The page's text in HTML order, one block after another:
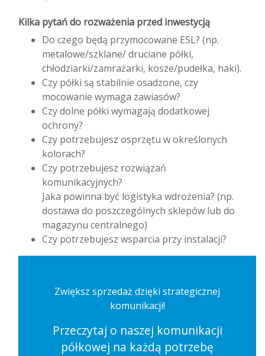
Kilka pytań do rozważenia przed inwestycją
Do czego będą przymocowane ESL? (np.
metalowe/szklane/ druciane półki,
chłodziarki/zamrażarki, kosze/pudełka, haki).
Czy półki są stabilnie osadzone, czy
mocowanie wymaga zawiasów?
Czy dolne półki wymagają dodatkowej
ochrony?
Czy potrzebujesz osprzętu w określonych
kolorach?
Czy potrzebujesz rozwiązań
komunikacyjnych?
Jaka powinna być logistyka wdrożenia? (np.
dostawa do poszczególnych sklepów lub do
magazynu centralnego)
Czy potrzebujesz wsparcia przy instalacji?
Zwiększ sprzedaż dzięki strategicznej
komunikacji!
Przeczytaj o naszej komunikacji
półkowej na każdą potrzebę